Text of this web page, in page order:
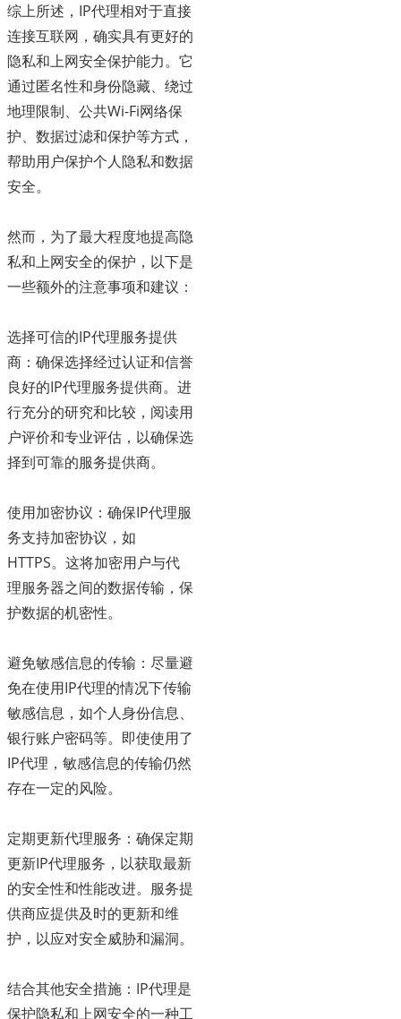
综上所述，IP代理相对于直接
连接互联网，确实具有更好的
隐私和上网安全保护能力。它
通过匿名性和身份隐藏、绕过
地理限制、公共Wi-Fi网络保
护、数据过滤和保护等方式，
帮助用户保护个人隐私和数据
安全。
然而，为了最大程度地提高隐
私和上网安全的保护，以下是
一些额外的注意事项和建议：
选择可信的IP代理服务提供
商：确保选择经过认证和信誉
良好的IP代理服务提供商。进
行充分的研究和比较，阅读用
户评价和专业评估，以确保选
择到可靠的服务提供商。
使用加密协议：确保IP代理服
务支持加密协议，如
HTTPS。这将加密用户与代
理服务器之间的数据传输，保
护数据的机密性。
避免敏感信息的传输：尽量避
免在使用IP代理的情况下传输
敏感信息，如个人身份信息、
银行账户密码等。即使使用了
IP代理，敏感信息的传输仍然
存在一定的风险。
定期更新代理服务：确保定期
更新IP代理服务，以获取最新
的安全性和性能改进。服务提
供商应提供及时的更新和维
护，以应对安全威胁和漏洞。
结合其他安全措施：IP代理是
保护隐私和上网安全的一种工